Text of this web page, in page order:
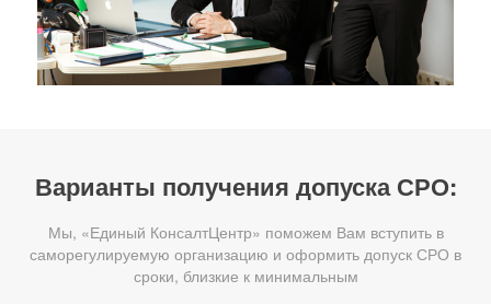
Варианты получения допуска СРО:
Мы, «Единый КонсалтЦентр» поможем Вам вступить в
саморегулируемую организацию и оформить допуск СРО в
сроки, близкие к минимальным